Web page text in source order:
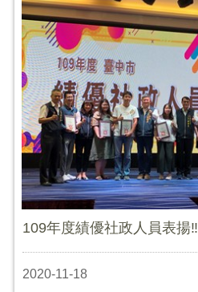
109年度績優社政人員表揚‼
2020-11-18